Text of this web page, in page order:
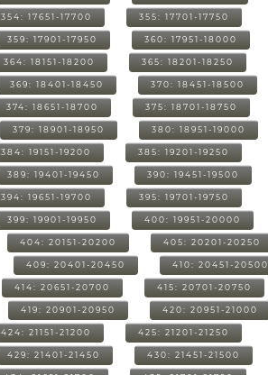
354: 17651-17700 355: 17701-17750
359: 17901-17950 360: 17951-18000
364: 18151-18200 365: 18201-18250
369: 18401-18450 370: 18451-18500
374: 18651-18700 375: 18701-18750
379: 18901-18950 380: 18951-19000
384: 19151-19200 385: 19201-19250
389: 19401-19450 390: 19451-19500
394: 19651-19700 395: 19701-19750
399: 19901-19950 400: 19951-20000
404: 20151-20200 405: 20201-20250
409: 20401-20450 410: 20451-20500
414: 20651-20700 415: 20701-20750
419: 20901-20950 420: 20951-21000
424: 21151-21200 425: 21201-21250
429: 21401-21450 430: 21451-21500